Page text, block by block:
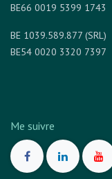
BE66 0019 5399 1743
BE 1039.589.877 (SRL)
BE54 0020 3320 7397
Me suivre